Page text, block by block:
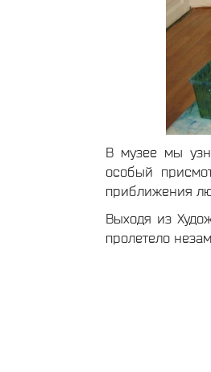
В музее мы
особый
приближения
Выходя из
пролетело